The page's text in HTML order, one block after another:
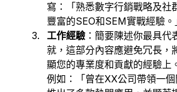
寫：「熟悉數字行銷戰略及社
豐富的SEO和SEM實戰經驗。
工作經驗 ：簡要陳述你最具代
就，這部分內容應避免冗長，
顯您的專業度和貢獻的經驗上
例如：「曾在XX公司帶領一